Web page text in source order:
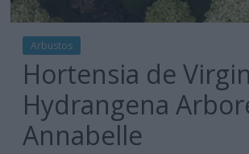
Arbustos
Hortensia de
Hydrangena
Annabelle